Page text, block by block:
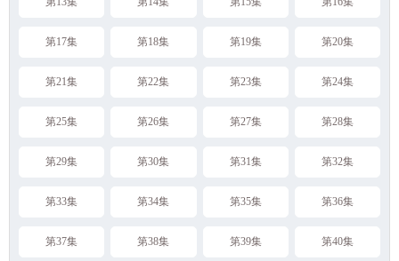
第17集 第18集 第19集 第20集
第21集 第22集 第23集 第24集
第25集 第26集 第27集 第28集
第29集 第30集 第31集 第32集
第33集 第34集 第35集 第36集
第37集 第38集 第39集 第40集